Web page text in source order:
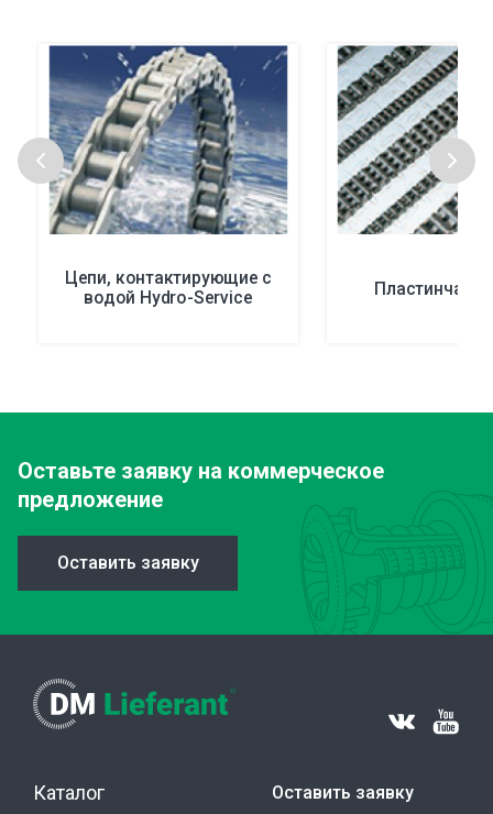
Цепи, контактирующие с
водой Hydro-Service
Оставьте заявку на коммерческое
предложение
Оставить заявку
Каталог Оставить заявку